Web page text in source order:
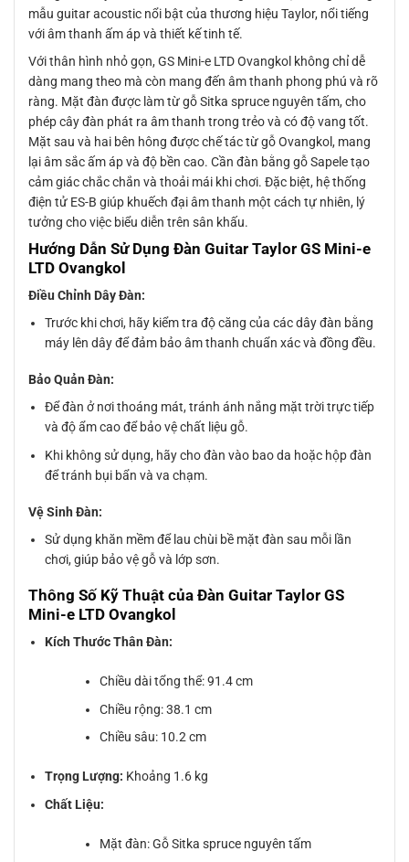
mẫu guitar acoustic nổi bật của thương hiệu Taylor, nổi tiếng
với âm thanh ấm áp và thiết kế tinh tế.
Với thân hình nhỏ gọn, GS Mini-e LTD Ovangkol không chỉ dễ
dàng mang theo mà còn mang đến âm thanh phong phú và rõ
ràng. Mặt đàn được làm từ gỗ Sitka spruce nguyên tấm, cho
phép cây đàn phát ra âm thanh trong trẻo và có độ vang tốt.
Mặt sau và hai bên hông được chế tác từ gỗ Ovangkol, mang
lại âm sắc ấm áp và độ bền cao. Cần đàn bằng gỗ Sapele tạo
cảm giác chắc chắn và thoải mái khi chơi. Đặc biệt, hệ thống
điện tử ES-B giúp khuếch đại âm thanh một cách tự nhiên, lý
tưởng cho việc biểu diễn trên sân khấu.
Hướng Dẫn Sử Dụng Đàn Guitar Taylor GS Mini-e
LTD Ovangkol
Điều Chỉnh Dây Đàn:
Trước khi chơi, hãy kiểm tra độ căng của các dây đàn bằng
máy lên dây để đảm bảo âm thanh chuẩn xác và đồng đều.
Bảo Quản Đàn:
Để đàn ở nơi thoáng mát, tránh ánh nắng mặt trời trực tiếp
và độ ẩm cao để bảo vệ chất liệu gỗ.
Khi không sử dụng, hãy cho đàn vào bao da hoặc hộp đàn
để tránh bụi bẩn và va chạm.
Vệ Sinh Đàn:
Sử dụng khăn mềm để lau chùi bề mặt đàn sau mỗi lần
chơi, giúp bảo vệ gỗ và lớp sơn.
Thông Số Kỹ Thuật của Đàn Guitar Taylor GS
Mini-e LTD Ovangkol
Kích Thước Thân Đàn:
Chiều dài tổng thể: 91.4 cm
Chiều rộng: 38.1 cm
Chiều sâu: 10.2 cm
Trọng Lượng: Khoảng 1.6 kg
Chất Liệu:
Mặt đàn: Gỗ Sitka spruce nguyên tấm